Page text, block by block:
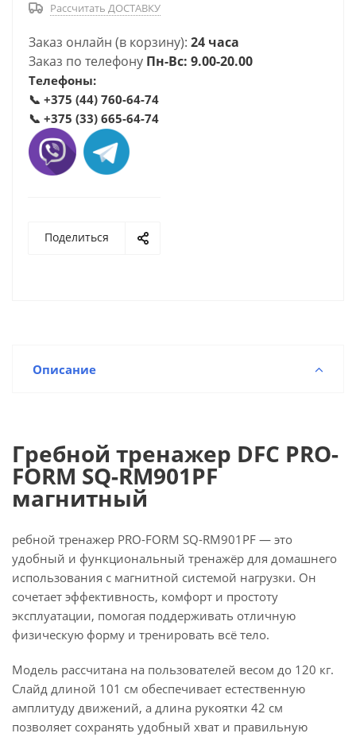
Рассчитать ДОСТАВКУ
Заказ онлайн (в корзину): 24 часа
Заказ по телефону Пн-Вс: 9.00-20.00
Телефоны:
📞 +375 (44) 760-64-74
📞 +375 (33) 665-64-74
Поделиться
Описание
Гребной тренажер DFC PRO-
FORM SQ-RM901PF
магнитный
ребной тренажер PRO-FORM SQ-RM901PF — это
удобный и функциональный тренажёр для домашнего
использования с магнитной системой нагрузки. Он
сочетает эффективность, комфорт и простоту
эксплуатации, помогая поддерживать отличную
физическую форму и тренировать всё тело.
Модель рассчитана на пользователей весом до 120 кг.
Слайд длиной 101 см обеспечивает естественную
амплитуду движений, а длина рукоятки 42 см
позволяет сохранять удобный хват и правильную